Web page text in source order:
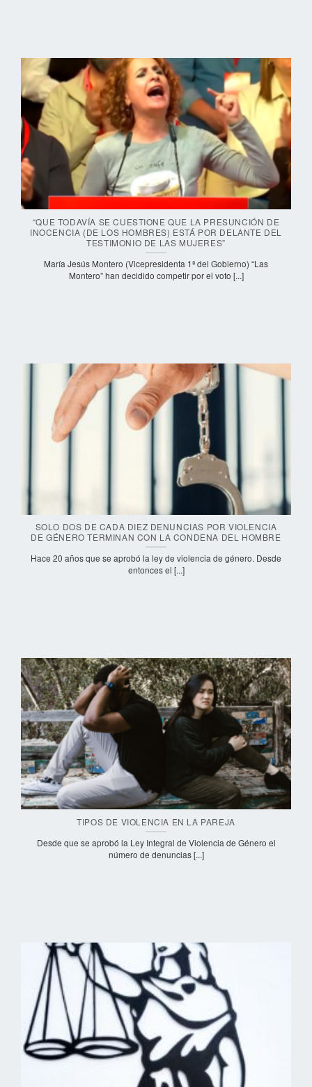
“QUE TODAVÍA SE CUESTIONE QUE LA PRESUNCIÓN DE
INOCENCIA (DE LOS HOMBRES) ESTÁ POR DELANTE DEL
TESTIMONIO DE LAS MUJERES”
María Jesús Montero (Vicepresidenta 1ª del Gobierno) “Las
Montero” han decidido competir por el voto [...]
SOLO DOS DE CADA DIEZ DENUNCIAS POR VIOLENCIA
DE GÉNERO TERMINAN CON LA CONDENA DEL HOMBRE
Hace 20 años que se aprobó la ley de violencia de género. Desde
entonces el [...]
TIPOS DE VIOLENCIA EN LA PAREJA
Desde que se aprobó la Ley Integral de Violencia de Género el
número de denuncias [...]